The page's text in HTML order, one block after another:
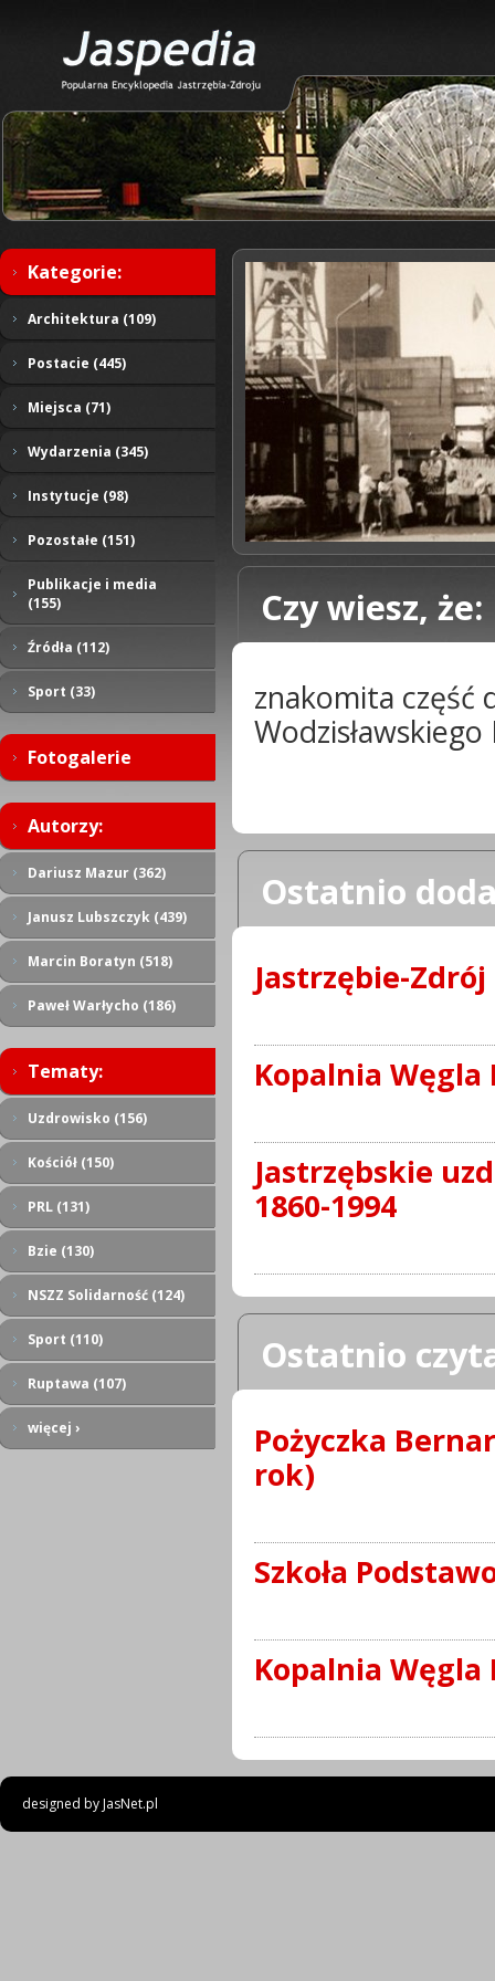
Kategorie:
Architektura (109)
Postacie (445)
Miejsca (71)
Wydarzenia (345)
Instytucje (98)
Pozostałe (151)
Publikacje i media
(155)
Źródła (112)
Sport (33)
Fotogalerie
Autorzy:
Dariusz Mazur (362)
Janusz Lubszczyk (439)
Marcin Boratyn (518)
Paweł Warłycho (186)
Tematy:
Uzdrowisko (156)
Kościół (150)
PRL (131)
Bzie (130)
NSZZ Solidarność (124)
Sport (110)
Ruptawa (107)
więcej ›
Czy wiesz, że:
znakomita część
Ostatnio
Jastrzębie-
Kopalnia Węgla
Jastrzębskie
1860-1994
Ostatnio
Pożyczka
rok)
Szkoła
Kopalnia Węgla
designed byJasNet.pl